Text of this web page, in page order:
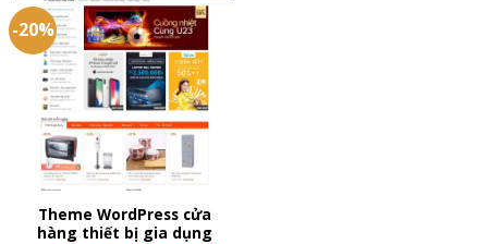
-20%
Theme WordPress cửa
hàng thiết bị gia dụng